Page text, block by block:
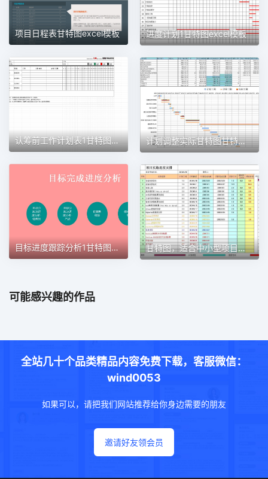
项目日程表甘特图excel模板 进度计划1甘特图excel模板
认筹前工作计划表1甘特图excel模板 计划调整实际甘特图甘特图excel模板
目标进度跟踪分析1甘特图excel模板 甘特图，适合中小型项目管理使用甘特图excel模板
可能感兴趣的作品
全站几十个品类精品内容免费下载，客服微信：
wind0053
如果可以，请把我们网站推荐给你身边需要的朋友
邀请好友领会员